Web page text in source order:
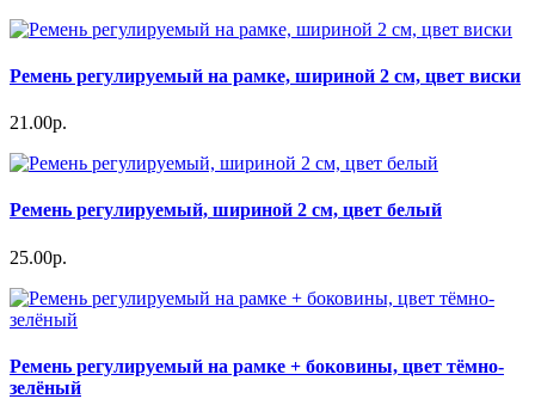
Ремень регулируемый на рамке, шириной 2 см, цвет виски
21.00р.
Ремень регулируемый, шириной 2 см, цвет белый
25.00р.
Ремень регулируемый на рамке + боковины, цвет тёмно-
зелёный